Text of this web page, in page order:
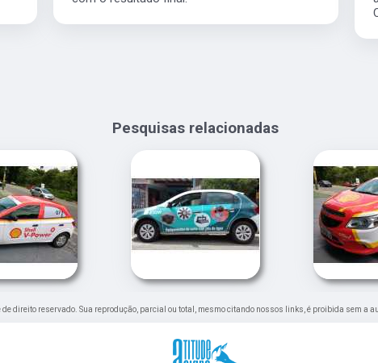
Pesquisas relacionadas
de direito reservado. Sua reprodução, parcial ou total, mesmo citando nossos links, é proibida sem a